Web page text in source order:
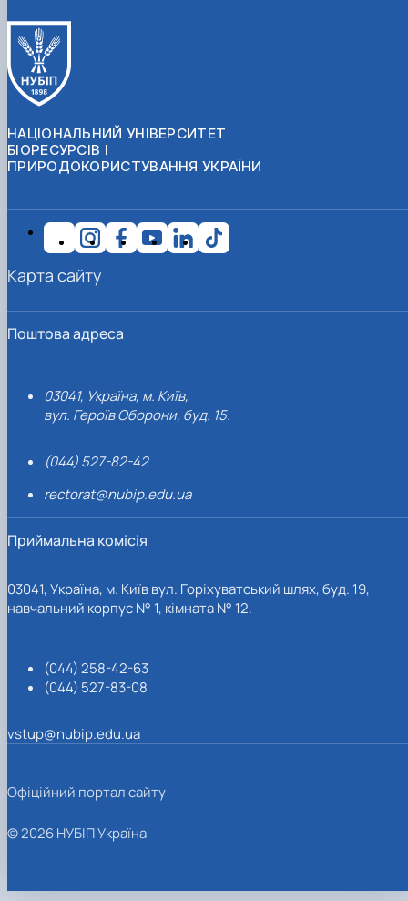
НАЦІОНАЛЬНИЙ УНІВЕРСИТЕТ
БІОРЕСУРСІВ І
ПРИРОДОКОРИСТУВАННЯ УКРАЇНИ
Поштова адреса
03041, Україна, м. Київ,
вул. Героїв Оборони, буд. 15.
(044) 527-82-42
rectorat@nubip.edu.ua
Приймальна комісія
03041, Україна, м. Київ вул. Горіхуватський шлях, буд. 19,
навчальний корпус № 1, кімната № 12.
(044) 258-42-63
(044) 527-83-08
vstup@nubip.edu.ua
Карта сайту
Офіційний портал сайту
© 2026 НУБІП Україна